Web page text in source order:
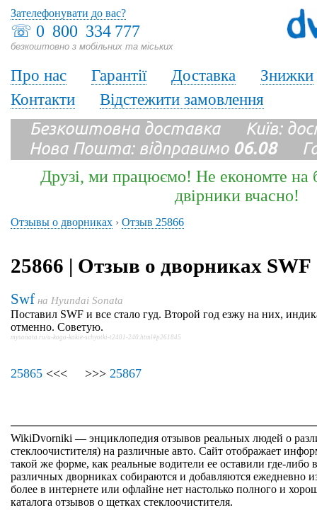
☏ 0 800 334 777
безкоштовно з мобільних та міських
Зателефонувати до вас?
Про нас Гарантії Доставка
Знижки
Контакти
Відстежити замовлення
Безкоштовна доставка Київ:
Нова Пошта: відправимо 06.08
Друзі, ми працюємо! Не економте на
двірники вчасно!
Отзывы о дворниках › Отзыв 25866
25866 | Отзыв о дворниках SWF
Swf на Hyundai Sonata
Поставил SWF и все стало гуд. Второй год езжу на них,
отменно. Советую.
mysonata.ru/u-kogo-kakie-schyotki-t2401-240.html#p261845
25865 <<< >>> 25867
WikiDvorniki — энциклопедия отзывов реальных людей о
стеклоочистителя) на различные авто. Сайт отображает
такой же форме, как реальные водители ее оставили где-либо
различных дворниках собираются и добавляются ежедневно
более в интернете или офлайне нет настолько полного и
каталога отзывов о щетках стеклоочистителя.